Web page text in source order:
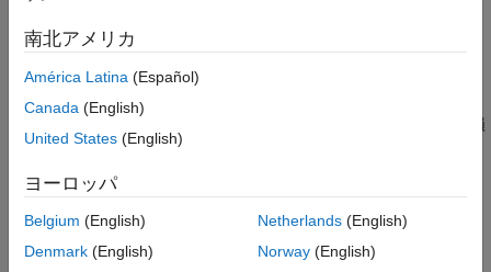
項目一覧
説明
例
チェック情報
参考
category
1.
異なる型の間で暗黙的な変換を使用すると、値、符号、精度の損
失の可能性を含め、意図しない結果を引き起こす場合がありま
実質的な型の詳細については、
MISRA C ルール チェックで使用
南北アメリカ
América Latina (Español)
Canada (English)
United States (English)
ヨーロッパ
Belgium (English)
Denmark (English)
Netherlands(English)
Norway(English)